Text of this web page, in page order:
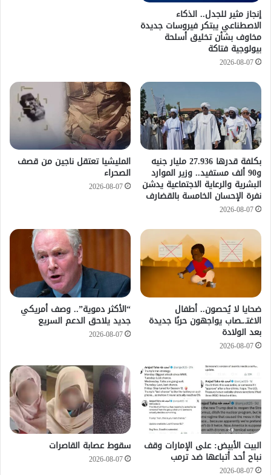
إنجاز مثير للجدل.. الذكاء
الاصطناعي يبتكر فيروسات جديدة
مخاوف بشأن تخليق أسلحة
بيولوجية فتاكة
2026-08-07
​بكلفة قدرها 27.936 مليار جنيه
و90 ألف مستفيد.. وزير الموارد
البشرية والرعاية الاجتماعية يدشن
نفرة الإحسان الخامسة بالقضارف
2026-08-07
المليشيا تعتقل ناجين من قصف
الصحراء
2026-08-07
ضحايا لا يُحصون.. أطفال
الاغتـ.ـصاب يواجهون حربًا جديدة
بعد الولادة
2026-08-07
“الأكثر دموية”.. وصف أمريكي
جديد يلاحق الدعم السريع
2026-08-07
‏البيت الأبيض: على ⁧‫الإمارات‬⁩ وقف
نباح أحد أتباعها ضد ترمب
2026-08-07
سقوط عصابة القاصرات
2026-08-07